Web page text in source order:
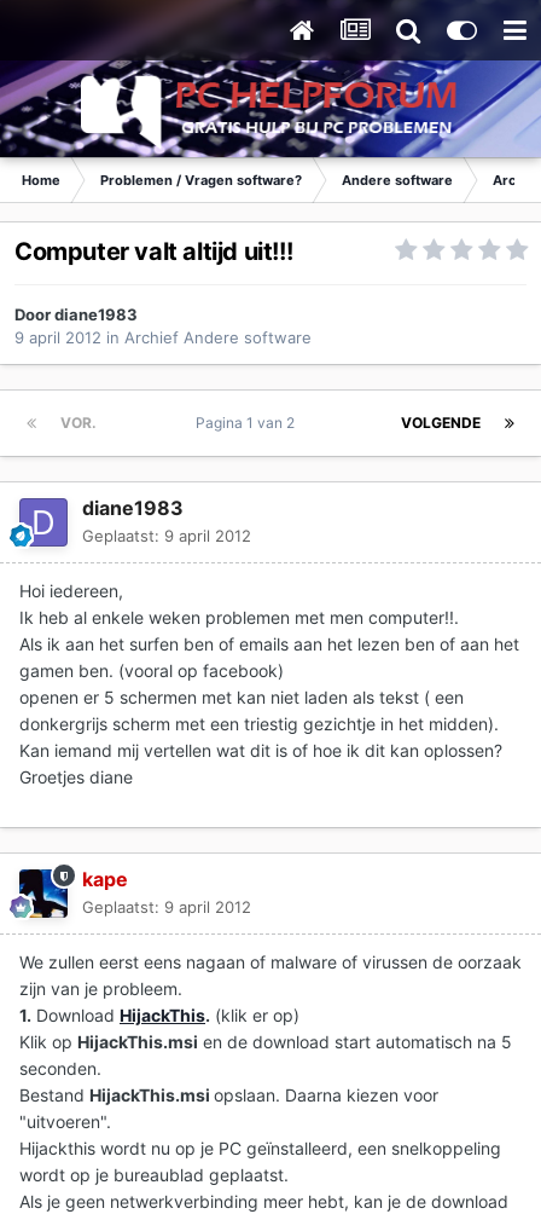
Home Problemen / Vragen software? Andere software
Computer valt altijd uit!!!
Doordiane1983
9 april 2012 in Archief Andere software
VOR. VOLGENDE
Pagina 1 van 2
diane1983
Geplaatst: 9 april 2012
Hoi iedereen,
Ik heb al enkele weken problemen met men computer!!.
Als ik aan het surfen ben of emails aan het lezen ben of aan het
gamen ben. (vooral op facebook)
openen er 5 schermen met kan niet laden als tekst ( een
donkergrijs scherm met een triestig gezichtje in het midden).
Kan iemand mij vertellen wat dit is of hoe ik dit kan oplossen?
Groetjes diane
kape
Geplaatst: 9 april 2012
We zullen eerst eens nagaan of malware of virussen de oorzaak
zijn van je probleem.
1. Download HijackThis. (klik er op)
Klik op HijackThis.msi en de download start automatisch na 5
seconden.
Bestand HijackThis.msi opslaan. Daarna kiezen voor
"uitvoeren".
Hijackthis wordt nu op je PC geïnstalleerd, een snelkoppeling
wordt op je bureaublad geplaatst.
Als je geen netwerkverbinding meer hebt, kan je de download